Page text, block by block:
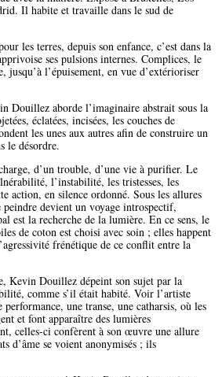
Il habite et travaille dans le sud de
les terres, depuis son enfance, c’est dans la
ses pulsions internes. Complices, le
jusqu’à l’épuisement, en vue d’extérioriser
Douillez aborde l’imaginaire abstrait sous la
éclatées, incisées, les couches de
les unes aux autres afin de construire un
désordre.
d’un trouble, d’une vie à purifier. Le
l’instabilité, les tristesses, les
action, en silence ordonné. Sous les allures
peindre devient un voyage introspectif,
est la recherche de la lumière. En ce sens, le
de coton est choisi avec soin ; elles happent
frénétique de ce conflit entre la
Kevin Douillez dépeint son sujet par la
comme s’il était habité. Voir l’artiste
performance, une transe, une catharsis, où les
et font apparaître des lumières
celles-ci confèrent à son œuvre une allure
d’âme se voient anonymisés ; ils